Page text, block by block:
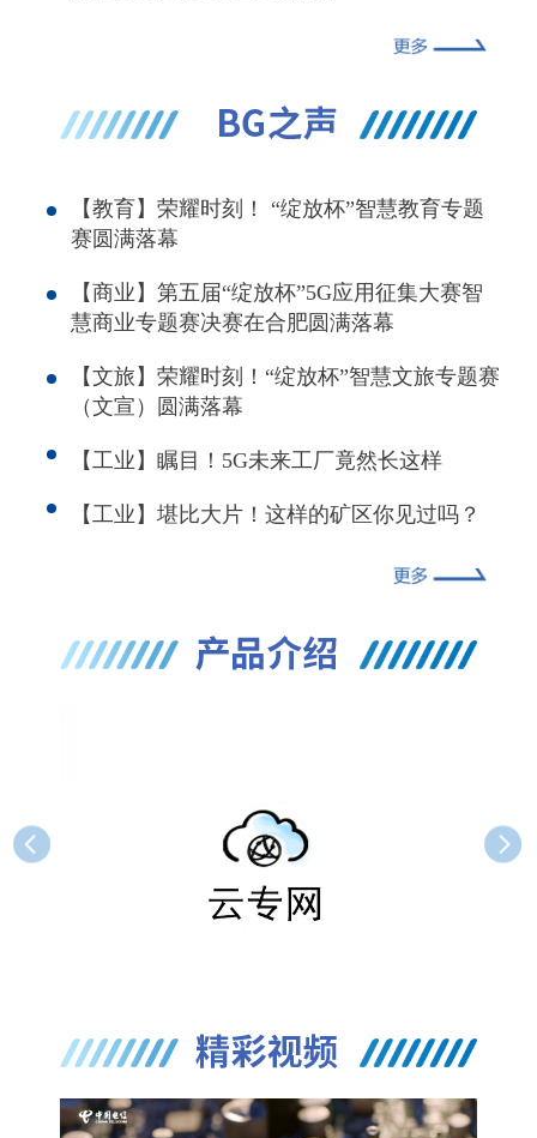
【教育】荣耀时刻！ “绽放杯”智慧教育专题
赛圆满落幕
【商业】第五届“绽放杯”5G应用征集大赛智
慧商业专题赛决赛在合肥圆满落幕
【文旅】荣耀时刻！“绽放杯”智慧文旅专题赛
（文宣）圆满落幕
【工业】瞩目！5G未来工厂竟然长这样
【工业】堪比大片！这样的矿区你见过吗？